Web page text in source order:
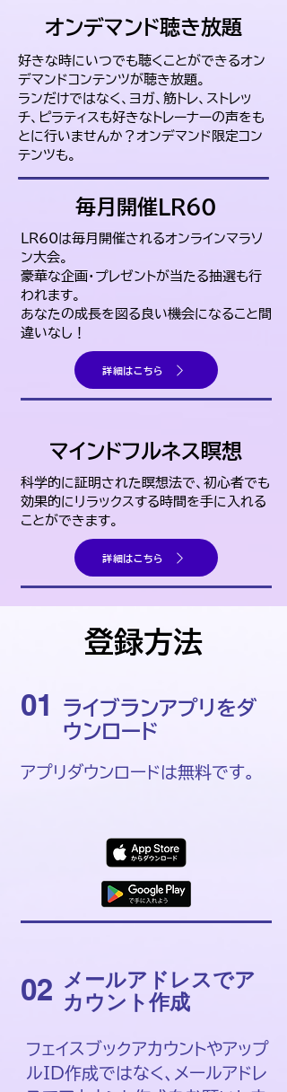
オンデマンド聴き放題
好きな時にいつでも聴くことができるオン
デマンドコンテンツが聴き放題。
​ランだけではなく、ヨガ、筋トレ、ストレッ
チ、ピラティスも好きなトレーナーの声をも
とに行いませんか？オンデマンド限定コン
テンツも。
毎月開催LR60
LR60は毎月開催されるオンラインマラソ
ン大会。
豪華な企画・プレゼントが当たる抽選も行
われます。
​あなたの成長を図る良い機会になること間
違いなし！
詳細はこちら
マインドフルネス瞑想
科学的に証明された瞑想法で、初心者でも
効果的にリラックスする時間を手に入れる
ことができます。
詳細はこちら
​登録方法
01
​ライブランアプリをダ
ウンロード
アプリダウンロードは無料です。
02 ​メールアドレスでア
カウント作成
フェイスブックアカウントやアップ
ルID作成ではなく、メールアドレ